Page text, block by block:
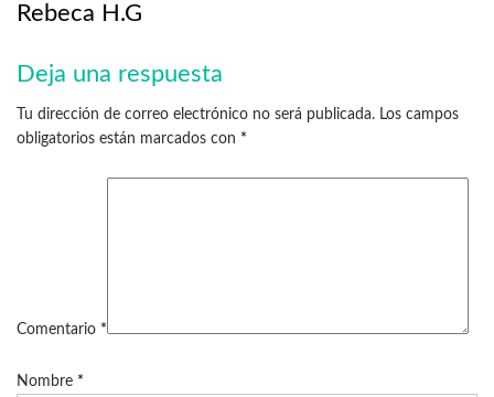
Rebeca H.G
Deja una respuesta
Tu dirección de correo electrónico no será publicada. Los campos
obligatorios están marcados con *
Comentario *
Nombre *